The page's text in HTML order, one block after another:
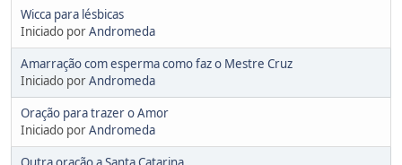
Wicca para lésbicas
Iniciado porAndromeda
Amarração com esperma como faz o Mestre Cruz
Iniciado porAndromeda
Oração para trazer o Amor
Iniciado porAndromeda